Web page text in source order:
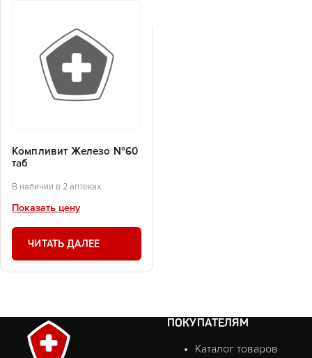
Компливит Железо №60
таб
В наличии в 2 аптеках
Показать цену
ЧИТАТЬ ДАЛЕЕ
ПОКУПАТЕЛЯМ
Каталог товаров